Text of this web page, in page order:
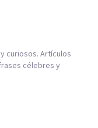
curiosos. Artículos
célebres y